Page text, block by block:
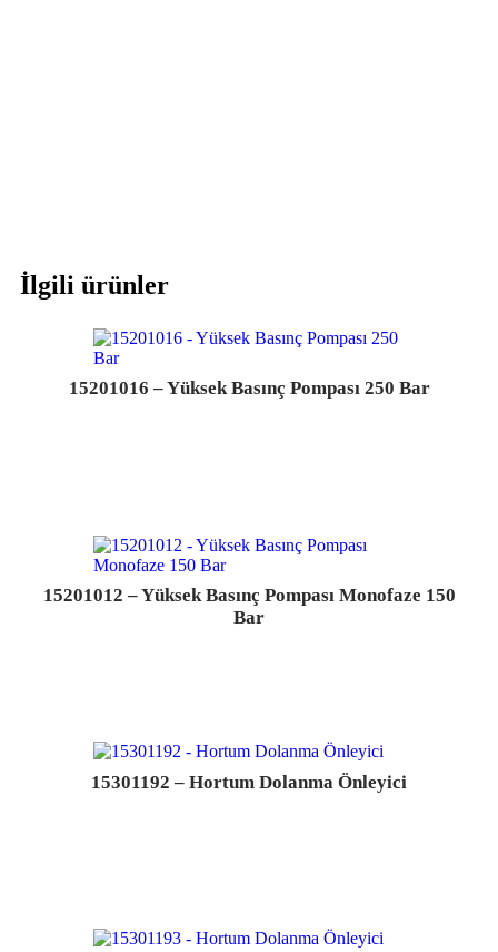
İlgili ürünler
15201016 – Yüksek Basınç Pompası 250 Bar
15201012 – Yüksek Basınç Pompası Monofaze 150
Bar
15301192 – Hortum Dolanma Önleyici